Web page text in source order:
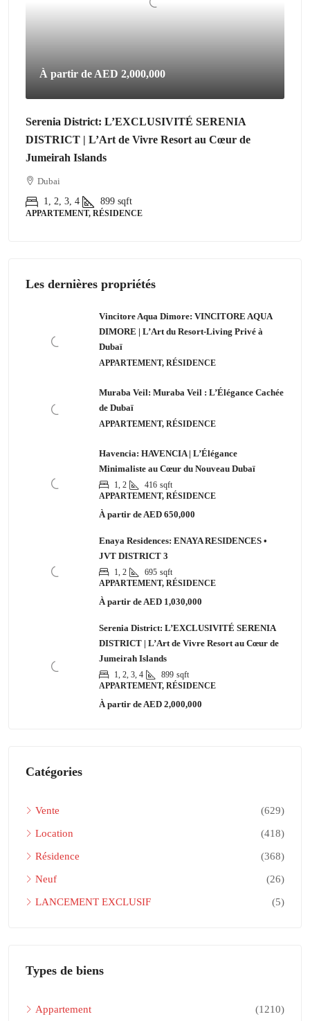
À partir de AED 2,000,000
Serenia District: L’EXCLUSIVITÉ SERENIA
DISTRICT | L’Art de Vivre Resort au Cœur de
Jumeirah Islands
Dubai
1, 2, 3, 4
899 sqft
APPARTEMENT, RÉSIDENCE
Les dernières propriétés
Vincitore Aqua Dimore: VINCITORE AQUA
DIMORE | L’Art du Resort-Living Privé à
Dubaï
APPARTEMENT, RÉSIDENCE
Muraba Veil: Muraba Veil : L’Élégance Cachée
de Dubaï
APPARTEMENT, RÉSIDENCE
Havencia: HAVENCIA | L’Élégance
Minimaliste au Cœur du Nouveau Dubaï
1, 2 416 sqft
APPARTEMENT, RÉSIDENCE
À partir de AED 650,000
Enaya Residences: ENAYA RESIDENCES •
JVT DISTRICT 3
1, 2 695 sqft
APPARTEMENT, RÉSIDENCE
À partir de AED 1,030,000
Serenia District: L’EXCLUSIVITÉ SERENIA
DISTRICT | L’Art de Vivre Resort au Cœur de
Jumeirah Islands
1, 2, 3, 4 899 sqft
APPARTEMENT, RÉSIDENCE
À partir de AED 2,000,000
Catégories
Vente (629)
Location (418)
Résidence (368)
Neuf (26)
LANCEMENT EXCLUSIF (5)
Types de biens
Appartement (1210)